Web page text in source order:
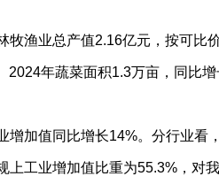
牧渔业总产值2.16亿元，按可比
2024年蔬菜面积1.3万亩，同比
增加值同比增长14%。分行业
上工业增加值比重为55.3%，对